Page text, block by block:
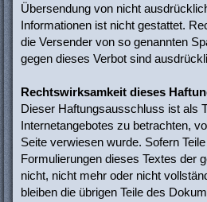
Übersendung von nicht
Informationen ist nicht gestattet.
die Versender von so genannten
gegen dieses Verbot sind
Rechtswirksamkeit dieses
Dieser Haftungsausschluss ist als
Internetangebotes zu betrachten,
Seite verwiesen wurde. Sofern
Formulierungen dieses Textes der
nicht, nicht mehr oder nicht
bleiben die übrigen Teile des